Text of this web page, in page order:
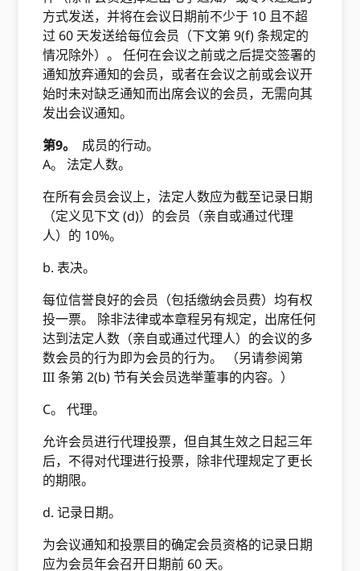
方式发送，并将在会议日期前不少于 10 且不超
过 60 天发送给每位会员（下文第 9(f) 条规定的
情况除外）。 任何在会议之前或之后提交签署的
通知放弃通知的会员，或者在会议之前或会议开
始时未对缺乏通知而出席会议的会员，无需向其
发出会议通知。
第9。 成员的行动。
A。 法定人数。
在所有会员会议上，法定人数应为截至记录日期
（定义见下文 (d)）的会员（亲自或通过代理
人）的 10%。
b. 表决。
每位信誉良好的会员（包括缴纳会员费）均有权
投一票。 除非法律或本章程另有规定，出席任何
达到法定人数（亲自或通过代理人）的会议的多
数会员的行为即为会员的行为。 （另请参阅第
III 条第 2(b) 节有关会员选举董事的内容。）
C。 代理。
允许会员进行代理投票，但自其生效之日起三年
后，不得对代理进行投票，除非代理规定了更长
的期限。
d. 记录日期。
为会议通知和投票目的确定会员资格的记录日期
应为会员年会召开日期前 60 天。